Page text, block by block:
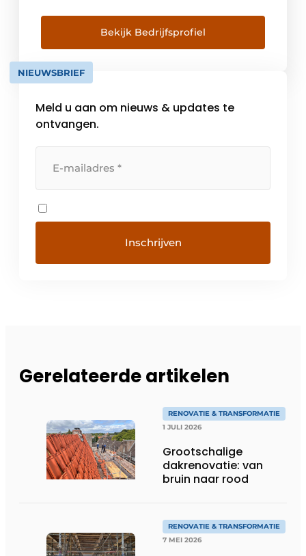
Hierdoor rotten kozijnen niet meer. Maar
ook verfgebreken behoren tot het verleden.
Onderhoudskosten dalen tot wel 50%! Bij
renovaties komt steevast de vraag naar
voren of de aanwezige kozijnen kunnen
Bekijk Bedrijfsprofiel
NIEUWSBRIEF
Meld u aan om nieuws & updates te
ontvangen.
Gerelateerde artikelen
RENOVATIE & TRANSFORMATIE
1 JULI 2026
Grootschalige
dakrenovatie: van
bruin naar rood
RENOVATIE & TRANSFORMATIE
7 MEI 2026